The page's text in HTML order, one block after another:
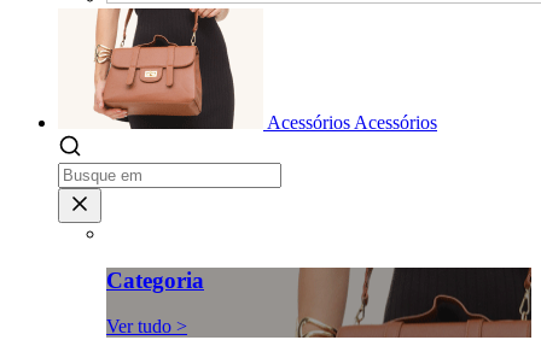
Acessórios Acessórios
Categoria
Ver tudo >